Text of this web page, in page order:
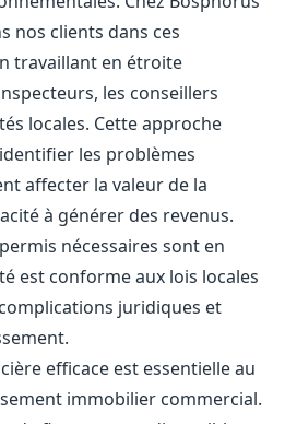
nos clients dans ces
travaillant en étroite
les conseillers
locales. Cette approche
les problèmes
affecter la valeur de la
à générer des revenus.
nécessaires sont en
est conforme aux lois locales
juridiques et
efficace est essentielle au
immobilier commercial.